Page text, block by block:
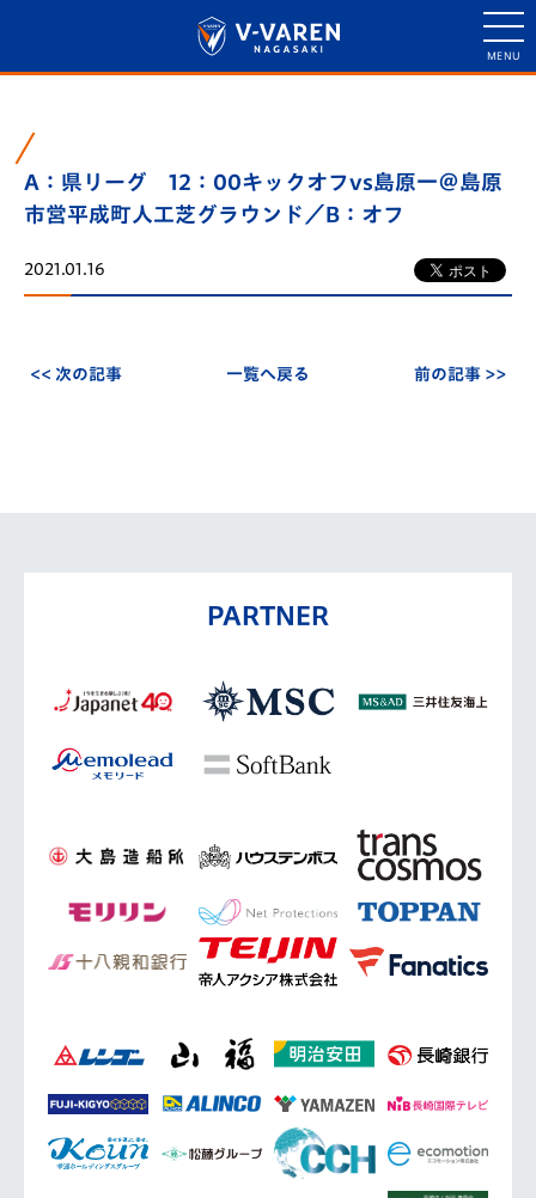
A：県リーグ 12：00キックオフvs島原一＠島原
市営平成町人工芝グラウンド／B：オフ
2021.01.16
<< 次の記事 一覧へ戻る 前の記事 >>
PARTNER